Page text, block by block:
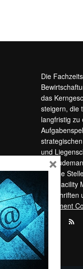
Die
das
steigern, die
langfristig zu
und
aktuelle
“Der
Apartment
×